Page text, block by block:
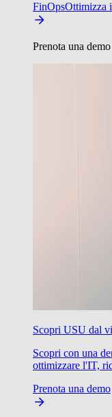
FinOpsOttimizza
Prenota una demo
Scopri USU dal
Scopri con una
ottimizzare l'IT,
Prenota una demo